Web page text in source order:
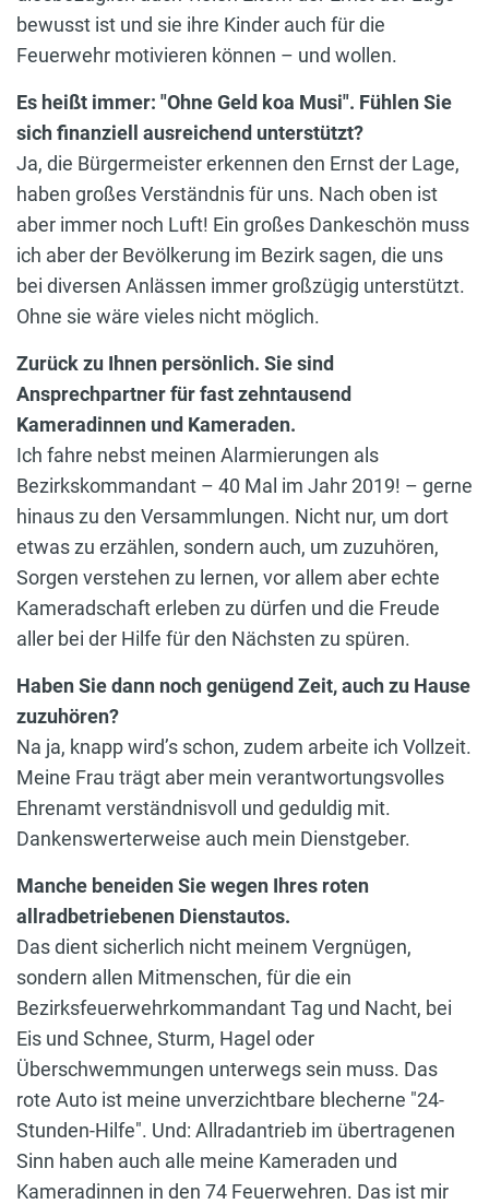
bewusst ist und sie ihre Kinder auch für die
Feuerwehr motivieren können – und wollen.
Es heißt immer: "Ohne Geld koa Musi". Fühlen Sie
sich finanziell ausreichend unterstützt?
Ja, die Bürgermeister erkennen den Ernst der Lage,
haben großes Verständnis für uns. Nach oben ist
aber immer noch Luft! Ein großes Dankeschön muss
ich aber der Bevölkerung im Bezirk sagen, die uns
bei diversen Anlässen immer großzügig unterstützt.
Ohne sie wäre vieles nicht möglich.
Zurück zu Ihnen persönlich. Sie sind
Ansprechpartner für fast zehntausend
Kameradinnen und Kameraden.
Ich fahre nebst meinen Alarmierungen als
Bezirkskommandant – 40 Mal im Jahr 2019! – gerne
hinaus zu den Versammlungen. Nicht nur, um dort
etwas zu erzählen, sondern auch, um zuzuhören,
Sorgen verstehen zu lernen, vor allem aber echte
Kameradschaft erleben zu dürfen und die Freude
aller bei der Hilfe für den Nächsten zu spüren.
Haben Sie dann noch genügend Zeit, auch zu Hause
zuzuhören?
Na ja, knapp wird’s schon, zudem arbeite ich Vollzeit.
Meine Frau trägt aber mein verantwortungsvolles
Ehrenamt verständnisvoll und geduldig mit.
Dankenswerterweise auch mein Dienstgeber.
Manche beneiden Sie wegen Ihres roten
allradbetriebenen Dienstautos.
Das dient sicherlich nicht meinem Vergnügen,
sondern allen Mitmenschen, für die ein
Bezirksfeuerwehrkommandant Tag und Nacht, bei
Eis und Schnee, Sturm, Hagel oder
Überschwemmungen unterwegs sein muss. Das
rote Auto ist meine unverzichtbare blecherne "24-
Stunden-Hilfe". Und: Allradantrieb im übertragenen
Sinn haben auch alle meine Kameraden und
Kameradinnen in den 74 Feuerwehren. Das ist mir